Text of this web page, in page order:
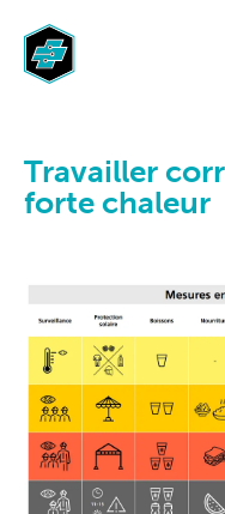
Travailler
forte chaleur